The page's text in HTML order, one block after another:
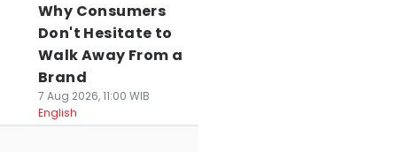
Why Consumers
Don't Hesitate to
Walk Away From a
Brand
7 Aug 2026, 11:00 WIB
English